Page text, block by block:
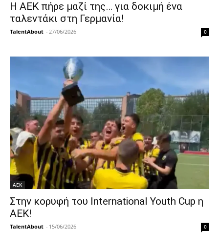
Η ΑΕΚ πήρε μαζί της… για δοκιμή ένα
ταλεντάκι στη Γερμανία!
TalentAbout - 27/06/2026 0
ΑΕΚ
Στην κορυφή του International Youth Cup η
ΑΕΚ!
TalentAbout - 15/06/2026 0